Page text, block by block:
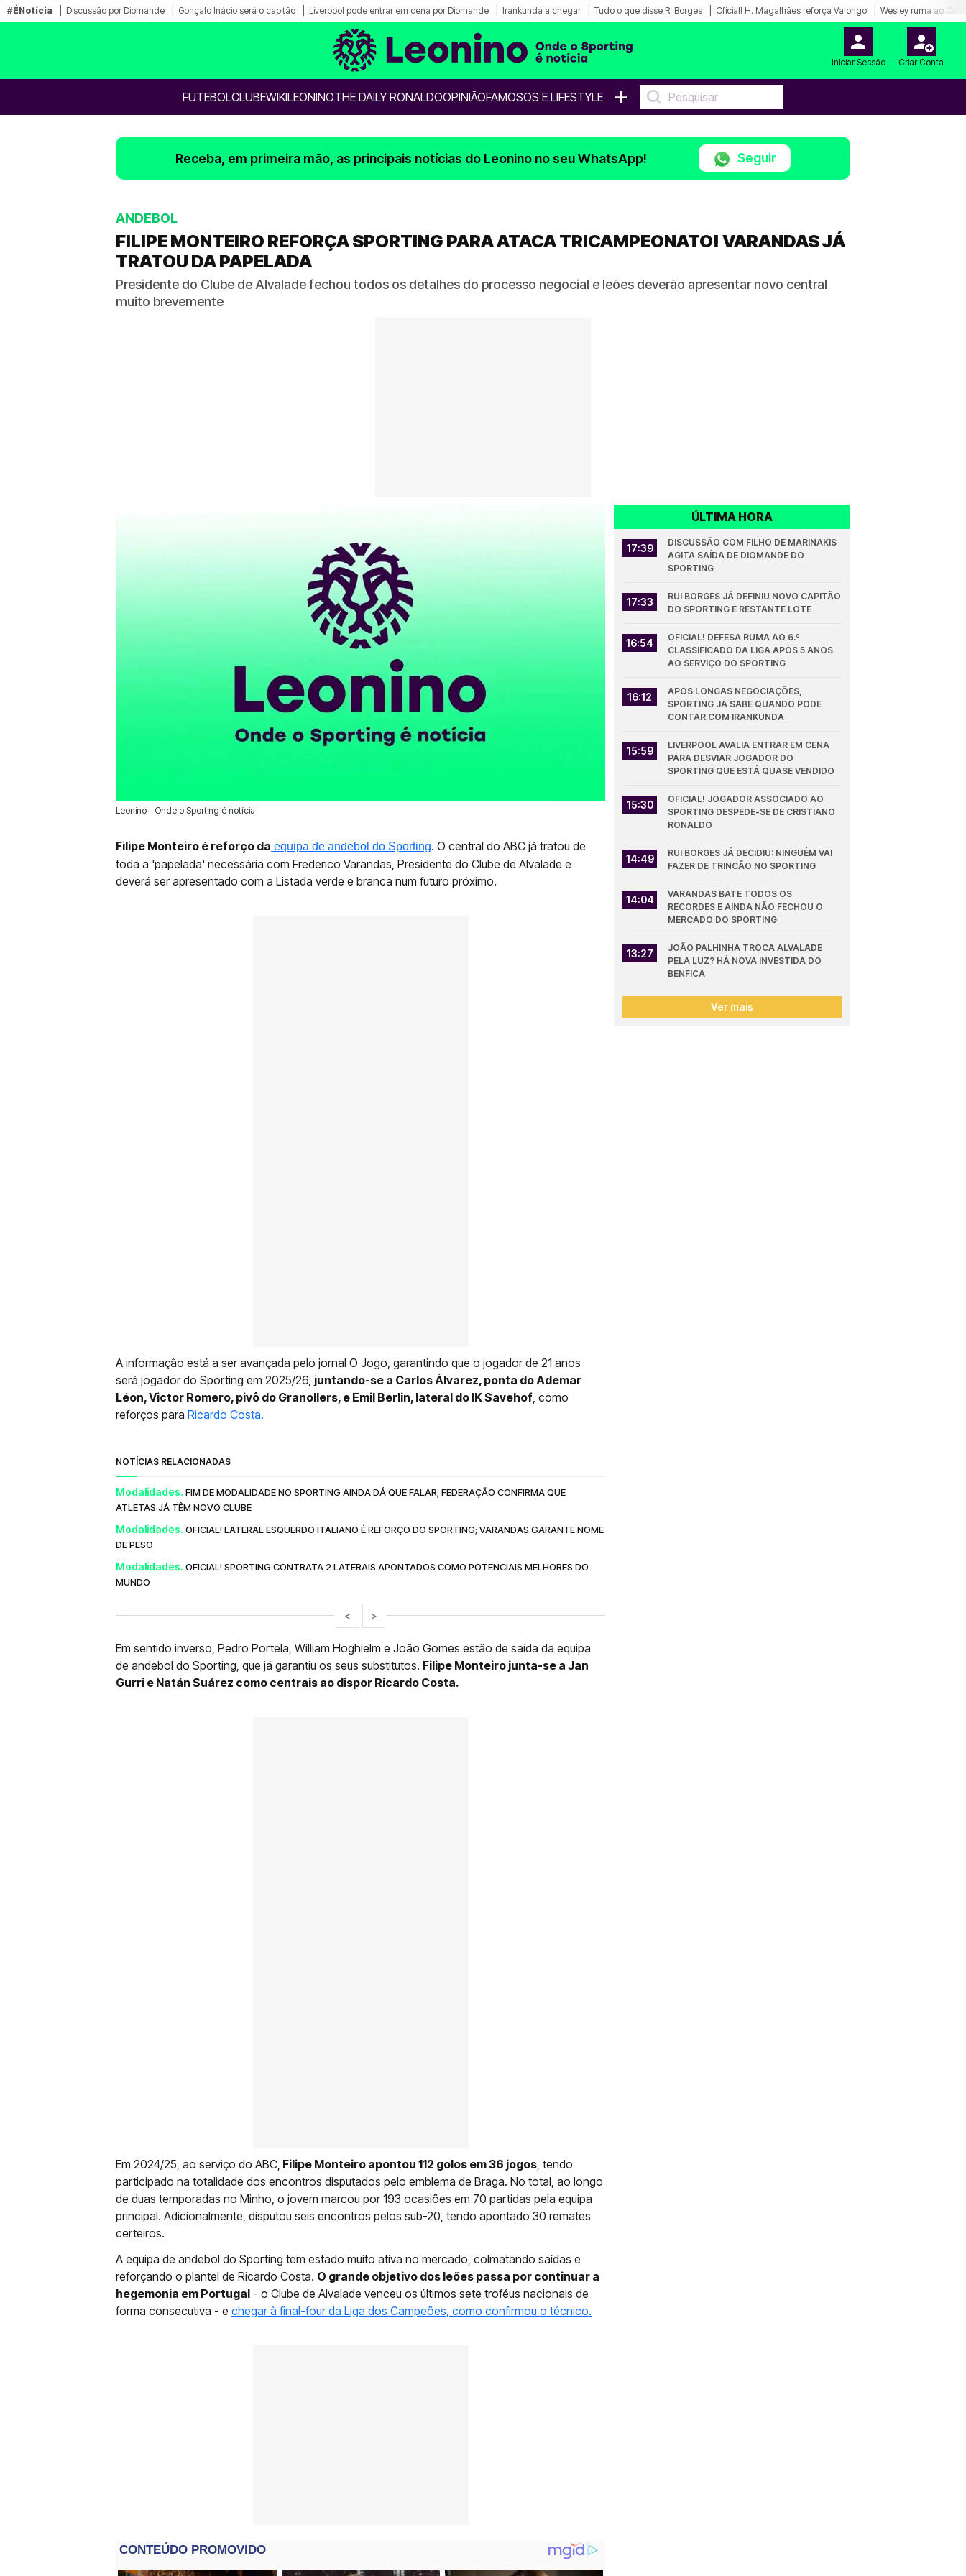
#ÉNotícia Discussão por Diomande Gonçalo Inácio será o capitão Liverpool pode entrar em cena por Diomande Irankunda a chegar Tudo o que disse R. Borges Oficial! H. Magalhães reforça Valongo Wesley ruma ao
Iniciar Sessão Criar Conta
FUTEBOLCLUBEWIKILEONINOTHE DAILY RONALDOOPINIÃOFAMOSOS E LIFESTYLE +
Receba, em primeira mão, as principais notícias do Leonino no seu WhatsApp! Seguir
ANDEBOL
FILIPE MONTEIRO REFORÇA SPORTING PARA ATACA TRICAMPEONATO! VARANDAS JÁ
TRATOU DA PAPELADA
Presidente do Clube de Alvalade fechou todos os detalhes do processo negocial e leões deverão apresentar novo central
muito brevemente
Leonino - Onde o Sporting é notícia
13 Jun 2025 | 19:23 | 0
Filipe Monteiro é reforço da equipa de andebol do Sporting. O central do ABC já tratou de
toda a 'papelada' necessária com Frederico Varandas, Presidente do Clube de Alvalade e
deverá ser apresentado com a Listada verde e branca num futuro próximo.
A informação está a ser avançada pelo jornal O Jogo, garantindo que o jogador de 21 anos
será jogador do Sporting em 2025/26, juntando-se a Carlos Álvarez, ponta do Ademar
Léon, Victor Romero, pivô do Granollers, e Emil Berlin, lateral do IK Savehof , como
reforços para Ricardo Costa.
NOTÍCIAS RELACIONADAS
Modalidades. FIM DE MODALIDADE NO SPORTING AINDA DÁ QUE FALAR; FEDERAÇÃO CONFIRMA QUE
ATLETAS JÁ TÊM NOVO CLUBE
Modalidades. OFICIAL! LATERAL ESQUERDO ITALIANO É REFORÇO DO SPORTING; VARANDAS GARANTE NOME
DE PESO
Modalidades. OFICIAL! SPORTING CONTRATA 2 LATERAIS APONTADOS COMO POTENCIAIS MELHORES DO
MUNDO
< >
Em sentido inverso, Pedro Portela, William Hoghielm e João Gomes estão de saída da equipa
de andebol do Sporting, que já garantiu os seus substitutos. Filipe Monteiro junta-se a Jan
Gurri e Natán Suárez como centrais ao dispor Ricardo Costa.
Em 2024/25, ao serviço do ABC, Filipe Monteiro apontou 112 golos em 36 jogos , tendo
participado na totalidade dos encontros disputados pelo emblema de Braga. No total, ao longo
de duas temporadas no Minho, o jovem marcou por 193 ocasiões em 70 partidas pela equipa
principal. Adicionalmente, disputou seis encontros pelos sub-20, tendo apontado 30 remates
certeiros.
A equipa de andebol do Sporting tem estado muito ativa no mercado, colmatando saídas e
reforçando o plantel de Ricardo Costa. O grande objetivo dos leões passa por continuar a
hegemonia em Portugal - o Clube de Alvalade venceu os últimos sete troféus nacionais de
forma consecutiva - e chegar à final-four da Liga dos Campeões, como confirmou o técnico.
ÚLTIMA HORA
17:39
DISCUSSÃO COM FILHO DE MARINAKIS
AGITA SAÍDA DE DIOMANDE DO
SPORTING
17:33
RUI BORGES JÁ DEFINIU NOVO CAPITÃO
DO SPORTING E RESTANTE LOTE
16:54
OFICIAL! DEFESA RUMA AO 6.º
CLASSIFICADO DA LIGA APÓS 5 ANOS
AO SERVIÇO DO SPORTING
16:12
APÓS LONGAS NEGOCIAÇÕES,
SPORTING JÁ SABE QUANDO PODE
CONTAR COM IRANKUNDA
15:59
LIVERPOOL AVALIA ENTRAR EM CENA
PARA DESVIAR JOGADOR DO
SPORTING QUE ESTÁ QUASE VENDIDO
15:30
OFICIAL! JOGADOR ASSOCIADO AO
SPORTING DESPEDE-SE DE CRISTIANO
RONALDO
14:49
RUI BORGES JÁ DECIDIU: NINGUÉM VAI
FAZER DE TRINCÃO NO SPORTING
14:04
VARANDAS BATE TODOS OS
RECORDES E AINDA NÃO FECHOU O
MERCADO DO SPORTING
13:27
JOÃO PALHINHA TROCA ALVALADE
PELA LUZ? HÁ NOVA INVESTIDA DO
BENFICA
Ver mais